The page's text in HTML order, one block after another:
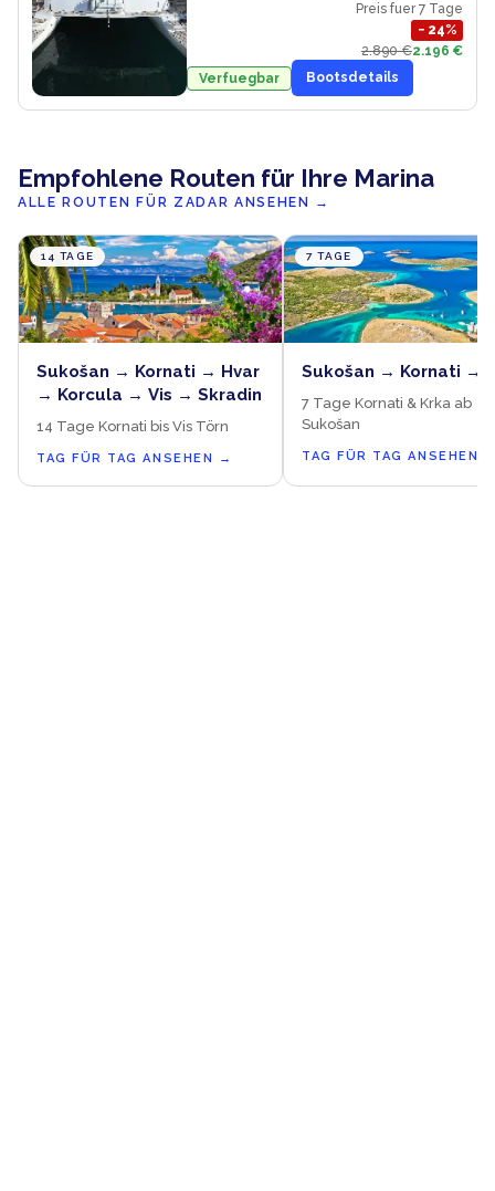
Preis fuer 7 Tage
− 24%
2.890 €2.196 €
Verfuegbar
Bootsdetails
Empfohlene Routen für Ihre Marina
ALLE ROUTEN FÜR ZADAR ANSEHEN →
14 TAGE
Sukošan → Kornati → Hvar
→ Korcula → Vis → Skradin
14 Tage Kornati bis Vis Törn
TAG FÜR TAG ANSEHEN →
7 TAGE
Sukošan → Kornati →
7 Tage Kornati & Krka ab
Sukošan
TAG FÜR TAG ANSEHEN